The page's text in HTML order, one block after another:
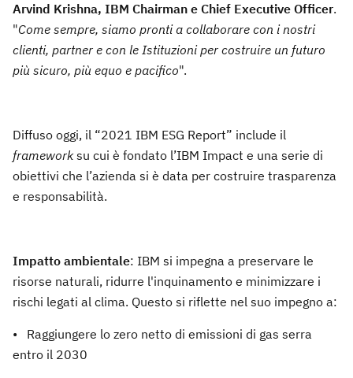
Arvind Krishna, IBM Chairman e Chief Executive Officer.
"Come sempre, siamo pronti a collaborare con i nostri
clienti, partner e con le Istituzioni per costruire un futuro
più sicuro, più equo e pacifico".
Diffuso oggi, il “2021 IBM ESG Report” include il
frameworksu cui è fondato l’IBM Impact e una serie di
obiettivi che l’azienda si è data per costruire trasparenza
e responsabilità.
Impatto ambientale: IBM si impegna a preservare le
risorse naturali, ridurre l'inquinamento e minimizzare i
rischi legati al clima. Questo si riflette nel suo impegno a:
• Raggiungere lo zero netto di emissioni di gas serra
entro il 2030